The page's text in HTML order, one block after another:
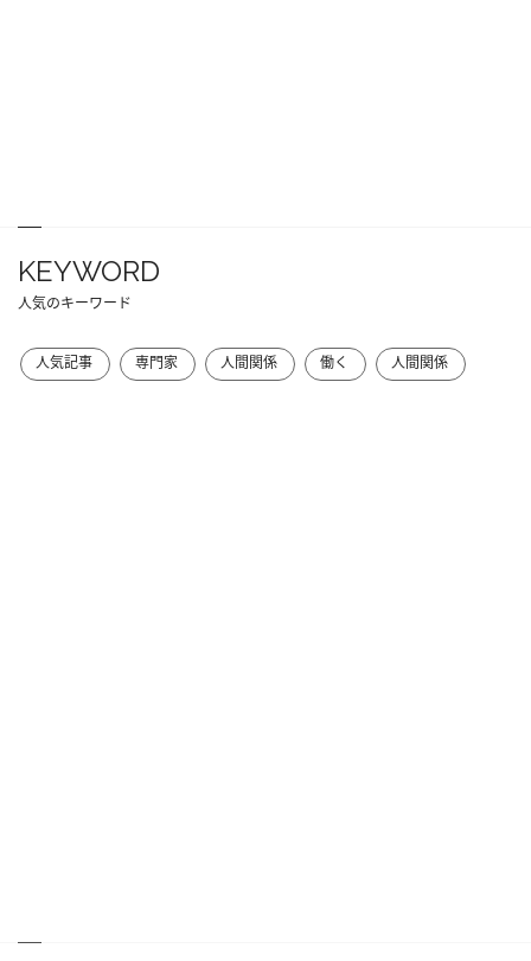
KEYWORD
人気のキーワード
人気記事 専門家 人間関係 働く 人間関係